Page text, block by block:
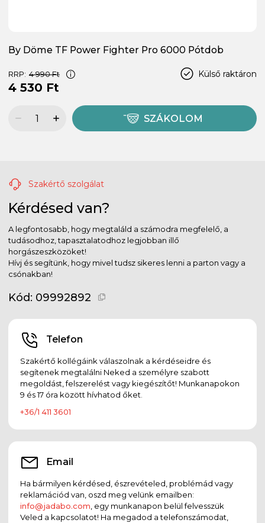
By Döme TF Power Fighter Pro 6000 Pótdob
Külső raktáron
RRP: 4 990 Ft
4 530 Ft
SZÁKOLOM
Szakértő szolgálat
Kérdésed van?
A legfontosabb, hogy megtaláld a számodra megfelelő, a
tudásodhoz, tapasztalatodhoz legjobban illő
horgászeszközöket!
Hívj és segítünk, hogy mivel tudsz sikeres lenni a parton vagy a
csónakban!
Kód: 09992892
Telefon
Szakértő kollégáink válaszolnak a kérdéseidre és
segítenek megtalálni Neked a személyre szabott
megoldást, felszerelést vagy kiegészítőt! Munkanapokon
9 és 17 óra között hívhatod őket.
+36/1 411 3601
Email
Ha bármilyen kérdésed, észrevételed, problémád vagy
reklamációd van, oszd meg velünk emailben:
info@jadabo.com , egy munkanapon belül felvesszük
Veled a kapcsolatot! Ha megadod a telefonszámodat,